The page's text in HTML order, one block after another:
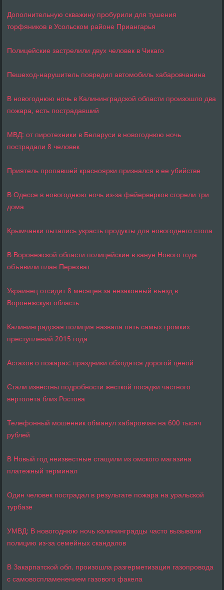
Дополнительную скважину пробурили для тушения
торфяников в Усольском районе Приангарья
Полицейские застрелили двух человек в Чикаго
Пешеход-нарушитель повредил автомобиль хабаровчанина
В новогоднюю ночь в Калининградской области произошло два
пожара, есть пострадавший
МВД: от пиротехники в Беларуси в новогоднюю ночь
пострадали 8 человек
Приятель пропавшей красноярки признался в ее убийстве
В Одессе в новогоднюю ночь из-за фейерверков сгорели три
дома
Крымчанки пытались украсть продукты для новогоднего стола
В Воронежской области полицейские в канун Нового года
объявили план Перехват
Украинец отсидит 8 месяцев за незаконный въезд в
Воронежскую область
Калининградская полиция назвала пять самых громких
преступлений 2015 года
Астахов о пожарах: праздники обходятся дорогой ценой
Стали известны подробности жесткой посадки частного
вертолета близ Ростова
Телефонный мошенник обманул хабаровчан на 600 тысяч
рублей
В Новый год неизвестные стащили из омского магазина
платежный терминал
Один человек пострадал в результате пожара на уральской
турбазе
УМВД: В новогоднюю ночь калининградцы часто вызывали
полицию из-за семейных скандалов
В Закарпатской обл. произошла разгерметизация газопровода
с самовоспламенением газового факела